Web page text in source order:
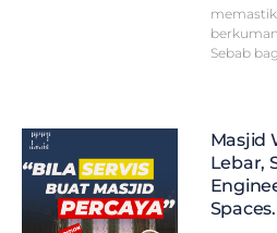
Sebab
Masjid
Lebar,
Spaces.